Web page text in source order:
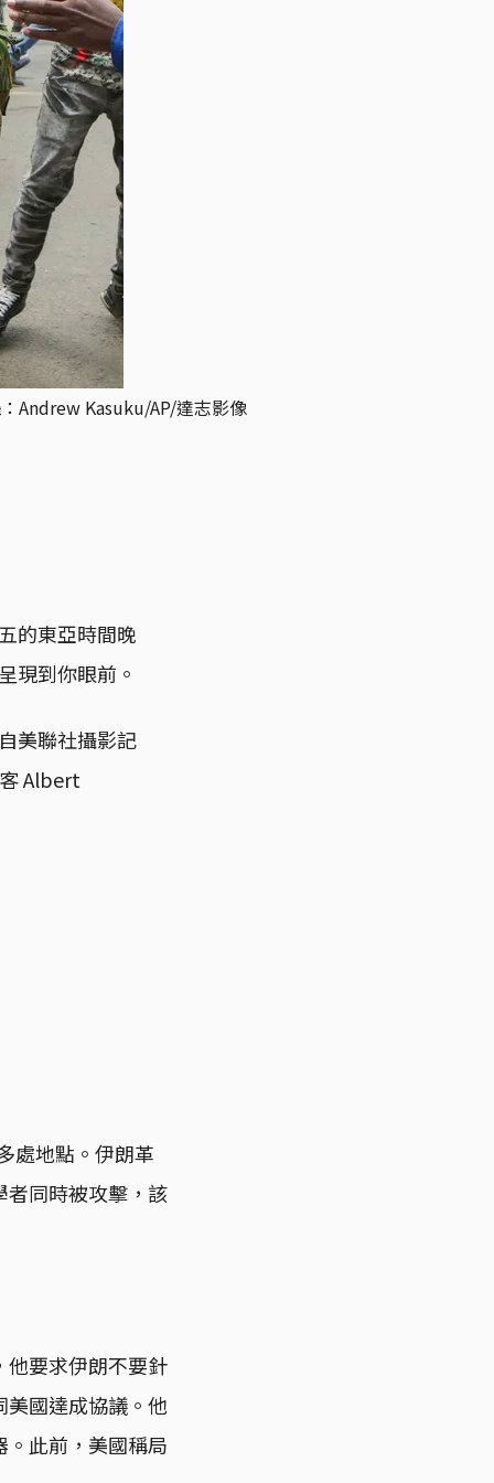
Andrew Kasuku/AP/達志影像
的東亞時間晚
現到你眼前。
美聯社攝影記
Albert
處地點。伊朗革
者同時被攻擊，該
他要求伊朗不要針
美國達成協議。他
此前，美國稱局